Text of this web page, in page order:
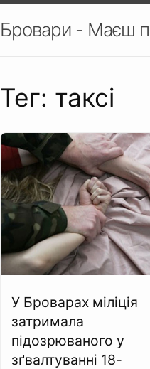
Бровари - Маєш
Тег: таксі
У Броварах міліція
затримала
підозрюваного у
зґвалтуванні 18-